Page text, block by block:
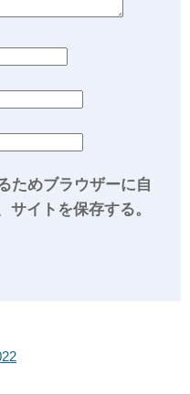
ためブラウザーに自
イトを保存する。